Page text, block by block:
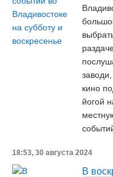
кино
йогой
18:53, 30 августа 2024
В